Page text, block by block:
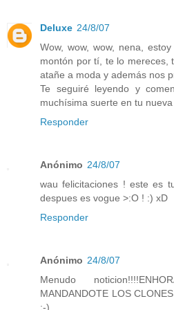
Deluxe 24/8/07
Wow, wow, wow, nena,
montón por tí, te lo mereces,
atañe a moda y además nos
Te seguiré leyendo y
muchísima suerte en tu nueva
Responder
Anónimo 24/8/07
wau felicitaciones ! este es
despues es vogue >:O ! :) xD
Responder
Anónimo 24/8/07
Menudo
MANDANDOTE LOS
;-)